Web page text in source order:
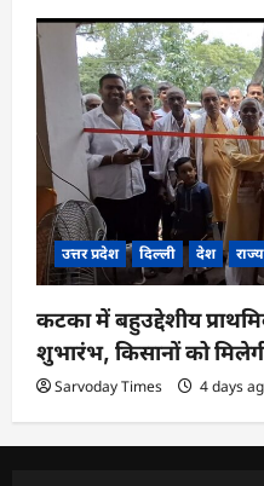
उत्तर प्रदेश दिल्ली देश राज्य
कटका में बहुउद्देशीय
शुभारंभ, किसानों को
Sarvoday Times 4 days